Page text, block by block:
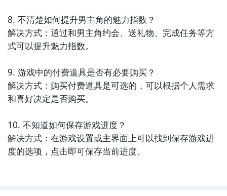
8. 不清楚如何提升男主角的魅力指数？
解决方式：通过和男主角约会、送礼物、完成任务等方
式可以提升魅力指数。
9. 游戏中的付费道具是否有必要购买？
解决方式：购买付费道具是可选的，可以根据个人需求
和喜好决定是否购买。
10. 不知道如何保存游戏进度？
解决方式：在游戏设置或主界面上可以找到保存游戏进
度的选项，点击即可保存当前进度。